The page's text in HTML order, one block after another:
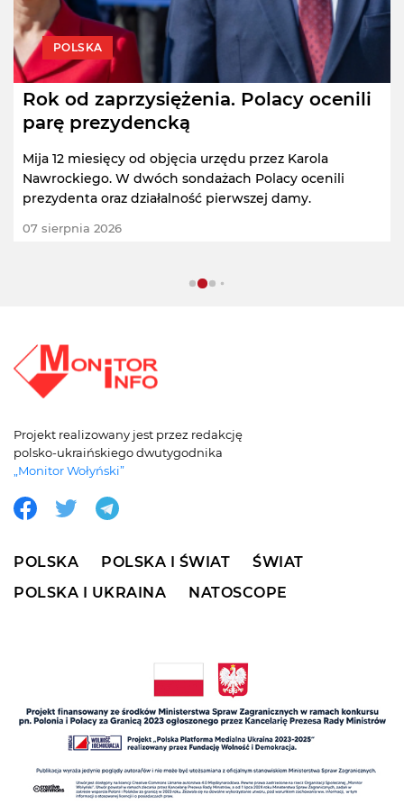
POLSKA
Rok od zaprzysiężenia. Polacy ocenili
parę prezydencką
Mija 12 miesięcy od objęcia urzędu przez Karola
Nawrockiego. W dwóch sondażach Polacy ocenili
prezydenta oraz działalność pierwszej damy.
07 sierpnia 2026
Projekt realizowany jest przez redakcję
polsko-ukraińskiego dwutygodnika
„Monitor Wołyński”
POLSKA POLSKA I ŚWIAT
ŚWIAT
POLSKA I UKRAINA
NATOSCOPE